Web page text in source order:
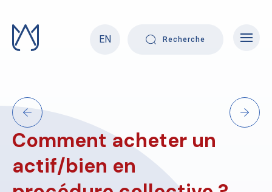
content
EN
Recherche
Comment acheter un
actif/bien en